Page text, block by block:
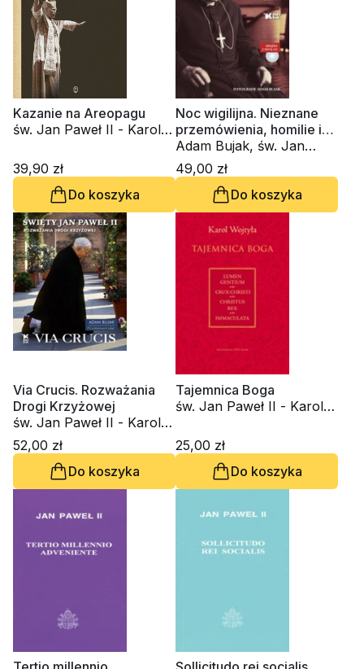
Kazanie na Areopagu
św. Jan Paweł II - Karol
39,90 zł
Do koszyka
Noc wigilijna. Nieznane
przemówienia, homilie i
nagrania
Adam Bujak, św. Jan
Paweł II - Karol Wojtyła
49,00 zł
Do koszyka
Via Crucis. Rozważania
Drogi Krzyżowej
św. Jan Paweł II - Karol
Wojtyła
52,00 zł
Do koszyka
Tajemnica Boga
św. Jan Paweł II - Karol
25,00 zł
Do koszyka